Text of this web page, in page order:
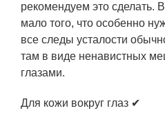
рекомендуем это сделать.
мало того, что особенно
все следы усталости
там в виде ненавистных
глазами.
Для кожи вокруг глаз ✔